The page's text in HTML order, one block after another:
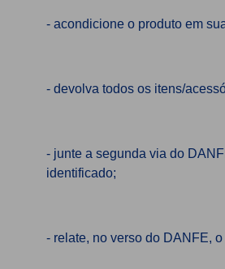
- acondicione o produto em
- devolva todos os itens/
- junte a segunda via do
identificado;
- relate, no verso do DANFE,